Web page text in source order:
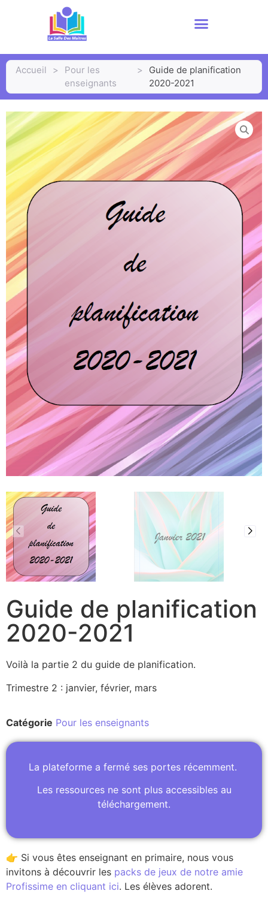
Accueil >
Pour les
enseignants
>
Guide de planification
2020-2021
Guide de planification
2020-2021
Voilà la partie 2 du guide de planification.
Trimestre 2 : janvier, février, mars
Catégorie Pour les enseignants
La plateforme a fermé ses portes récemment.
Les ressources ne sont plus accessibles au
téléchargement.
👉 Si vous êtes enseignant en primaire, nous vous
invitons à découvrir les packs de jeux de notre amie
Profissime en cliquant ici. Les élèves adorent.